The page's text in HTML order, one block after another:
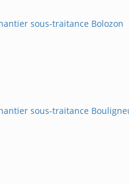
sous-traitance Bolozon
sous-traitance